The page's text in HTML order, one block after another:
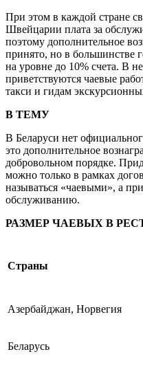
При этом в каждой стране
Швейцарии плата за
поэтому дополнительное
принято, но в большинстве
на уровне до 10% счета. В
приветствуются чаевые
такси и гидам
В ТЕМУ
В Беларуси нет
это дополнительное
добровольном порядке.
можно только в рамках
называться «чаевыми», а
обслуживанию.
РАЗМЕР ЧАЕВЫХ В
Страны
Азербайджан, Норвегия
Беларусь